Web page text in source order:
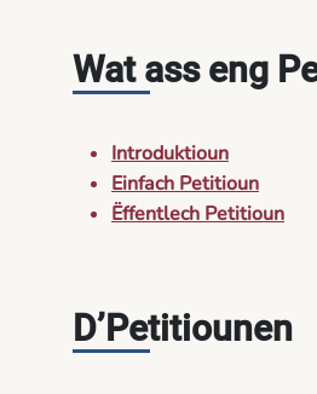
Wat ass eng
Introduktioun
Einfach Petitioun
Ëffentlech Petitioun
D’Petitiounen